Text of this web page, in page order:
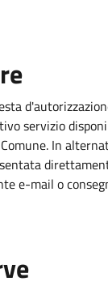
servizio
In
e-mail o